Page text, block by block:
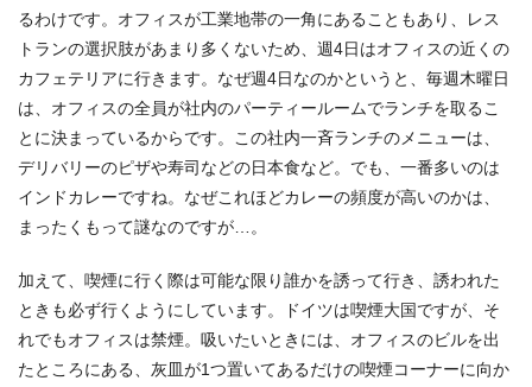
るわけです。オフィスが工業地帯の一角にあることもあり、レス
トランの選択肢があまり多くないため、週4日はオフィスの近くの
カフェテリアに行きます。なぜ週4日なのかというと、毎週木曜日
は、オフィスの全員が社内のパーティールームでランチを取るこ
とに決まっているからです。この社内一斉ランチのメニューは、
デリバリーのピザや寿司などの日本食など。でも、一番多いのは
インドカレーですね。なぜこれほどカレーの頻度が高いのかは、
まったくもって謎なのですが…。
加えて、喫煙に行く際は可能な限り誰かを誘って行き、誘われた
ときも必ず行くようにしています。ドイツは喫煙大国ですが、そ
れでもオフィスは禁煙。吸いたいときには、オフィスのビルを出
たところにある、灰皿が1つ置いてあるだけの喫煙コーナーに向か